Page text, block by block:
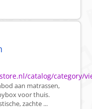
catalog/category/
aan matrassen,
voor thuis.
zachte ...